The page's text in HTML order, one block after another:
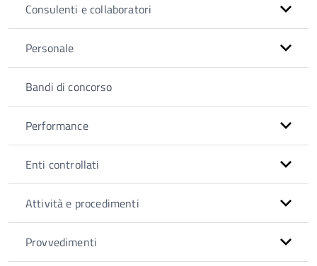
Consulenti e collaboratori
Personale
Bandi di concorso
Performance
Enti controllati
Attività e procedimenti
Provvedimenti